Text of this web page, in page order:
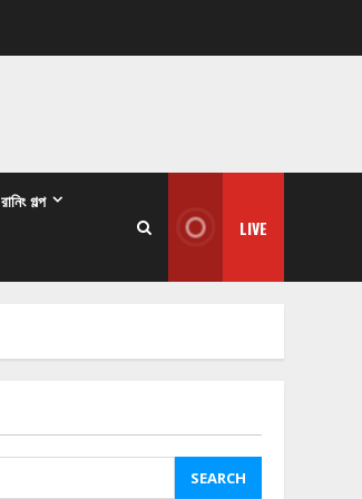
রানিং গল্প
LIVE
SEARCH